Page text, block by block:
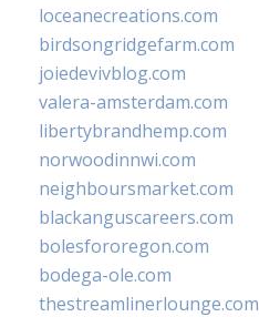
loceanecreations.com
birdsongridgefarm.com
joiedevivblog.com
valera-amsterdam.com
libertybrandhemp.com
norwoodinnwi.com
neighboursmarket.com
blackanguscareers.com
bolesfororegon.com
bodega-ole.com
thestreamlinerlounge.com